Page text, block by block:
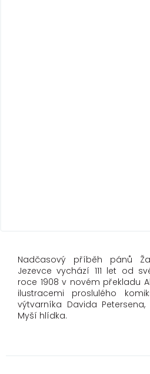
Nadčasový příběh pánů
Jezevce vychází 111 let od
roce 1908 v novém překladu
ilustracemi proslulého
výtvarníka Davida
Myší hlídka.